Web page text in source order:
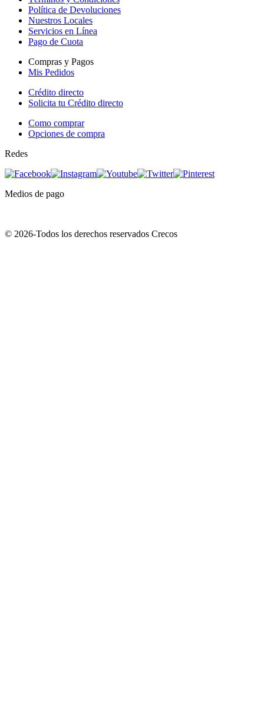
Política de Devoluciones
Nuestros Locales
Servicios en Línea
Pago de Cuota
Compras y Pagos
Mis Pedidos
Crédito directo
Solicita tu Crédito directo
Como comprar
Opciones de compra
Redes
Medios de pago
© 2026-Todos los derechos reservados Crecos